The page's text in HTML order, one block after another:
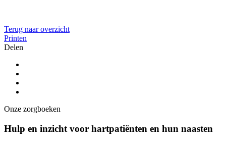
Terug naar overzicht
Printen
Delen
Onze zorgboeken
Hulp en inzicht voor hartpatiënten en hun naasten